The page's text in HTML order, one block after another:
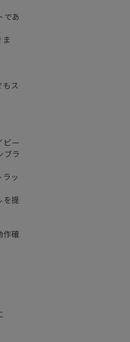
であ
ス
ビー
ブラ
ッ
を提
作確